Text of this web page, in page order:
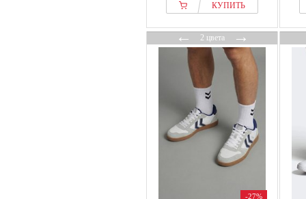
КУПИТЬ
←2 цвета→
-27%